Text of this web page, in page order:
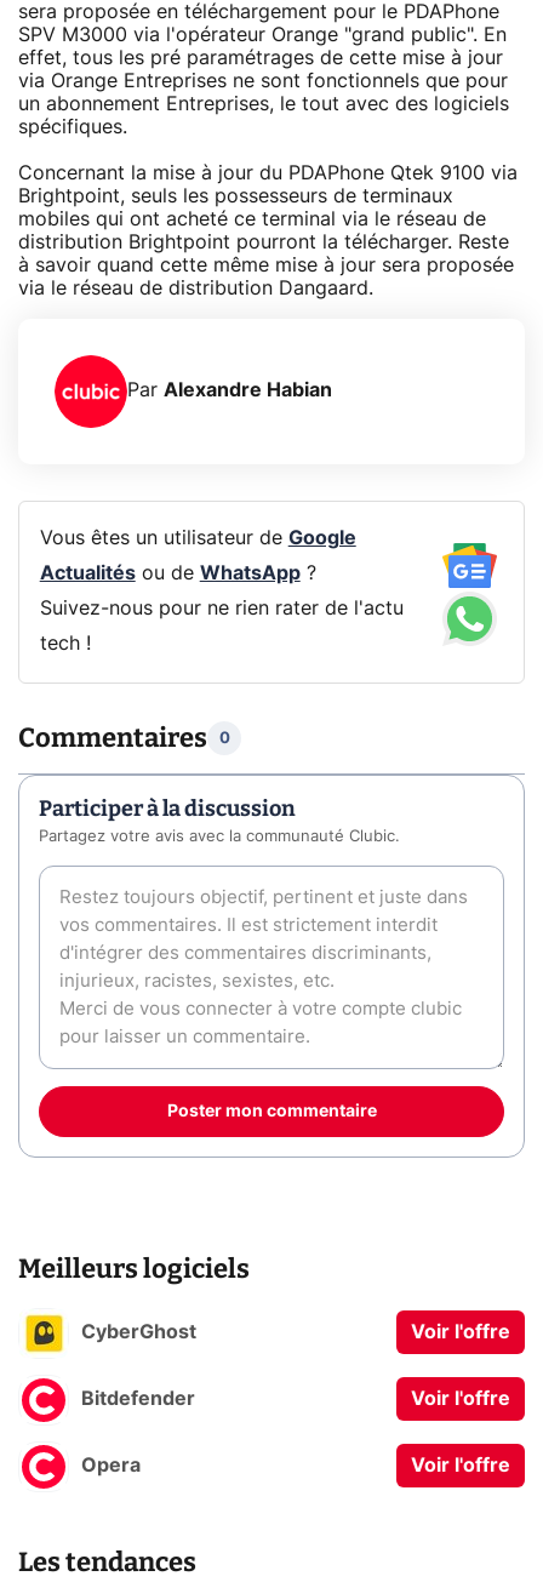
sera proposée en téléchargement pour le PDAPhone
SPV M3000 via l'opérateur Orange "grand public". En
effet, tous les pré paramétrages de cette mise à jour
via Orange Entreprises ne sont fonctionnels que pour
un abonnement Entreprises, le tout avec des logiciels
spécifiques.
Concernant la mise à jour du PDAPhone Qtek 9100 via
Brightpoint, seuls les possesseurs de terminaux
mobiles qui ont acheté ce terminal via le réseau de
distribution Brightpoint pourront la télécharger. Reste
à savoir quand cette même mise à jour sera proposée
via le réseau de distribution Dangaard.
Par Alexandre Habian
Vous êtes un utilisateur de Google
Actualitésou de WhatsApp?
Suivez-nous pour ne rien rater de l'actu
tech !
Commentaires 0
Participer à la discussion
Partagez votre avis avec la communauté Clubic.
Poster mon commentaire
Meilleurs logiciels
CyberGhost Voir l'offre
Bitdefender Voir l'offre
Opera Voir l'offre
Les tendances